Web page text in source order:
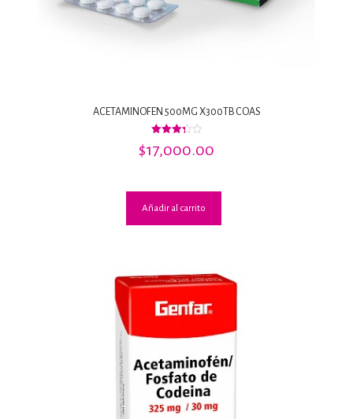
ACETAMINOFEN 500MG X300TB COAS
con
$17,000.00
Añadir al carrito